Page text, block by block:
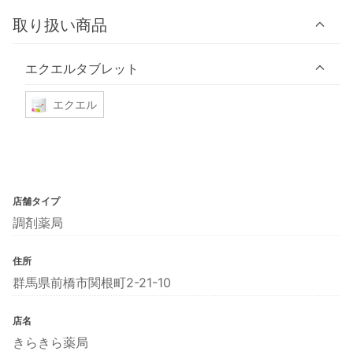
取り扱い商品
エクエルタブレット
エクエル
店舗タイプ
調剤薬局
住所
群馬県前橋市関根町2-21-10
店名
きらきら薬局